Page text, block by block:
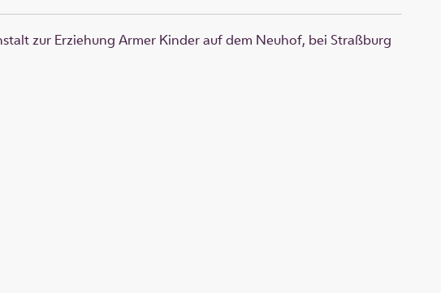
zur Erziehung Armer Kinder auf dem Neuhof, bei Straßburg